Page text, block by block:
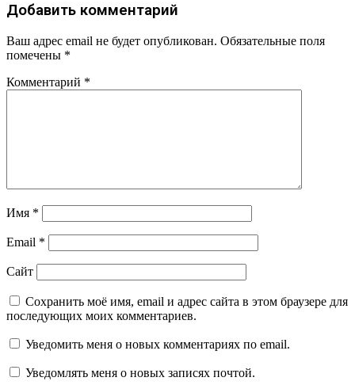
Добавить комментарий
Ваш адрес email не будет опубликован. Обязательные поля
помечены *
Комментарий *
Имя *
Email *
Сайт
Сохранить моё имя, email и адрес сайта в этом браузере для
последующих моих комментариев.
Уведомить меня о новых комментариях по email.
Уведомлять меня о новых записях почтой.